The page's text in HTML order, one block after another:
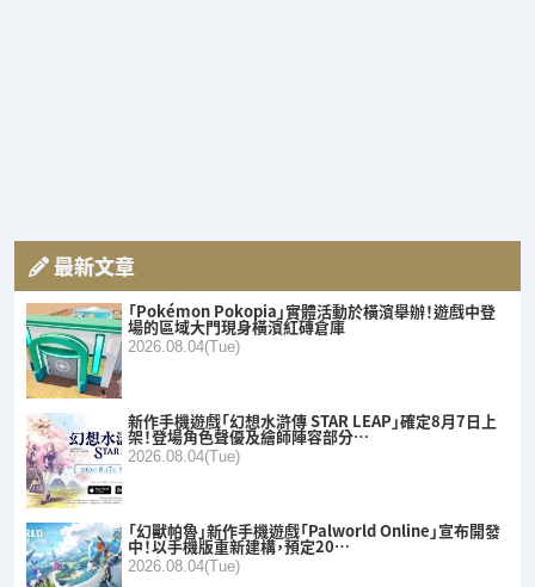
最新文章
「Pokémon Pokopia」實體活動於橫濱舉辦！遊戲中登
場的區域大門現身橫濱紅磚倉庫
2026.08.04(Tue)
新作手機遊戲「幻想水滸傳 STAR LEAP」確定8月7日上
架！登場角色聲優及繪師陣容部分…
2026.08.04(Tue)
「幻獸帕魯」新作手機遊戲「Palworld Online」宣布開發
中！以手機版重新建構，預定20…
2026.08.04(Tue)